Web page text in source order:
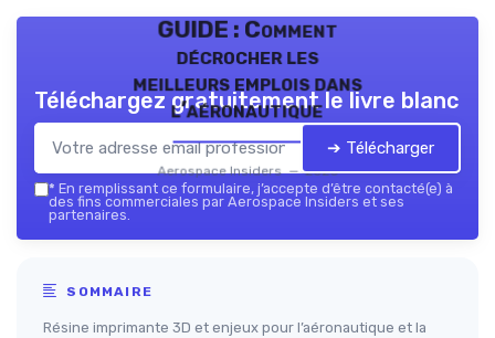
GUIDE : Comment
décrocher les
meilleurs emplois dans
l’aéronautique
Aerospace Insiders — 2026
Téléchargez gratuitement le livre blanc
➔ Télécharger
* En remplissant ce formulaire, j’accepte d’être contacté(e) à
des fins commerciales par Aerospace Insiders et ses
partenaires.
SOMMAIRE
Résine imprimante 3D et enjeux pour l’aéronautique et la